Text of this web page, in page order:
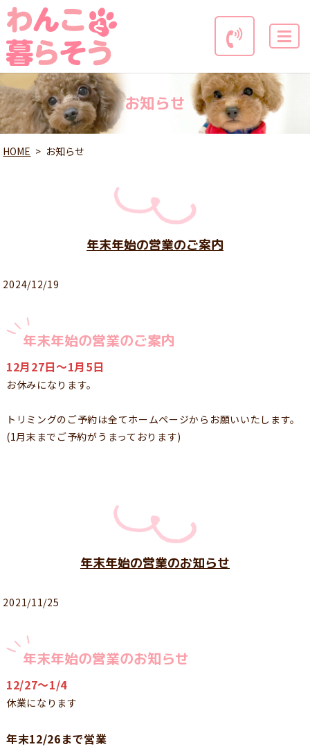
お知らせ
HOME お知らせ
年末年始の営業のご案内
2024/12/19
年末年始の営業のご案内
12月27日〜1月5日
お休みになります。
トリミングのご予約は全てホームページからお願いいたします。
(1月末までご予約がうまっております)
年末年始の営業のお知らせ
2021/11/25
年末年始の営業のお知らせ
12/27〜1/4
休業になります
年末12/26まで営業